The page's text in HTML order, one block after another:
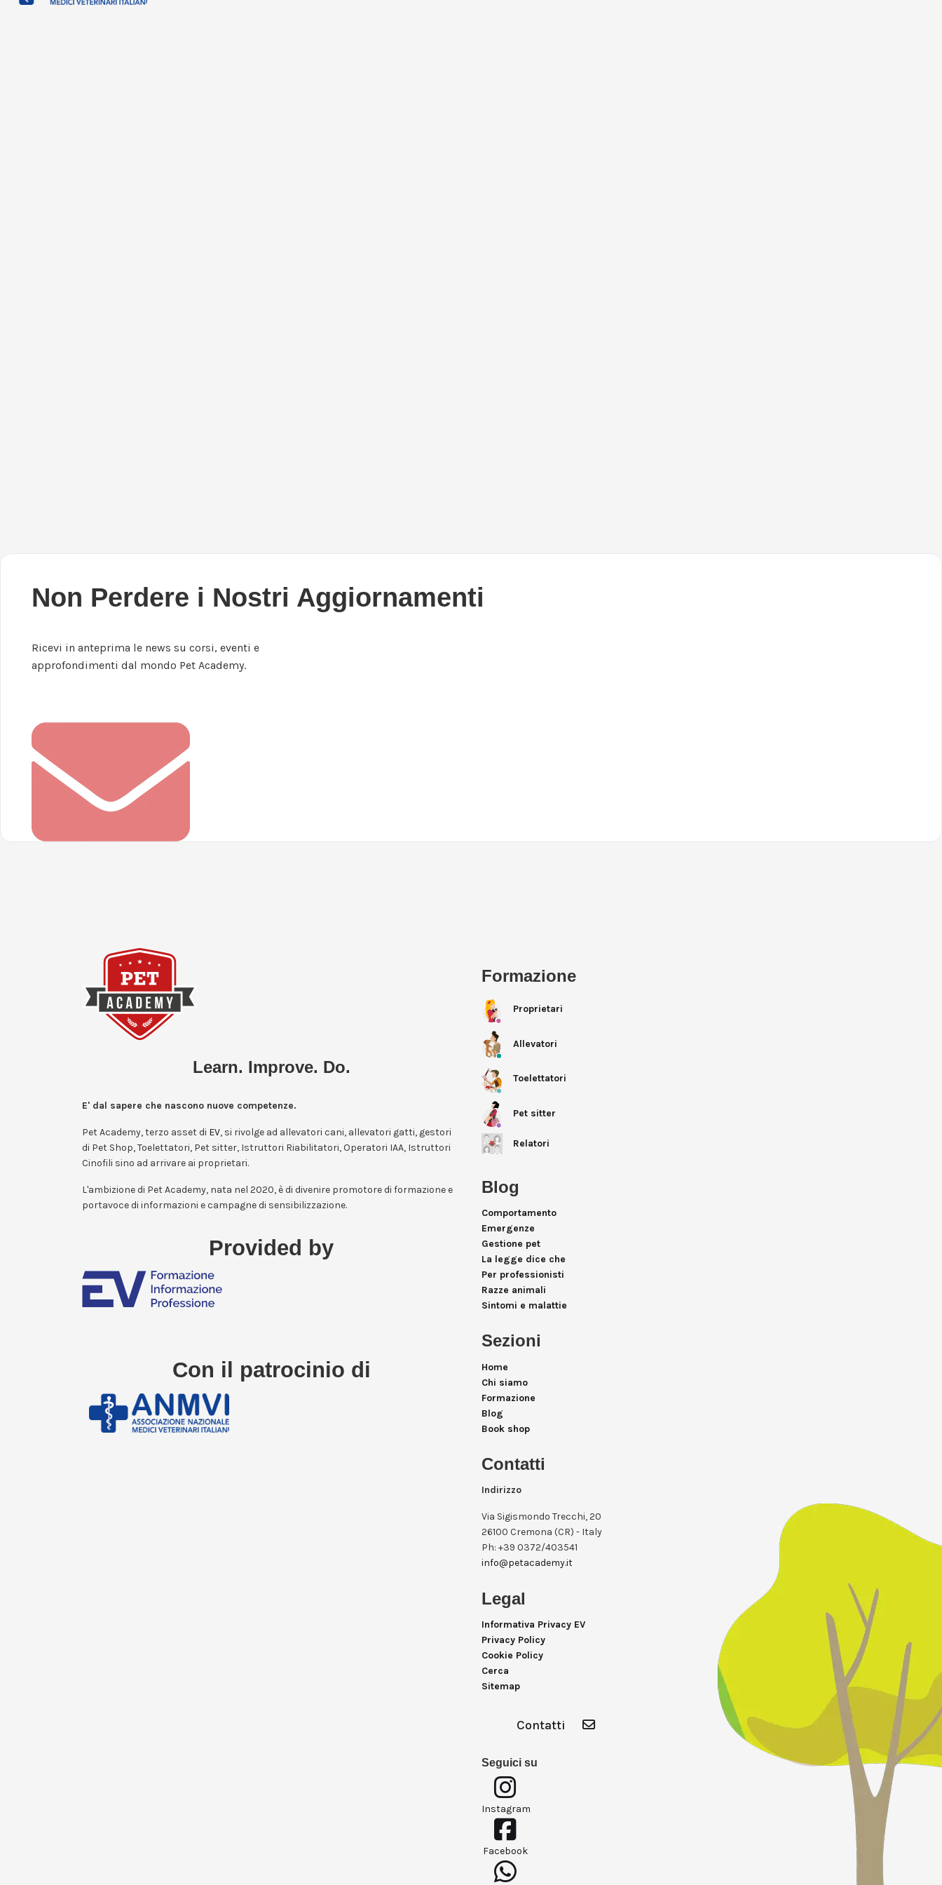
Non Perdere i Nostri Aggiornamenti
Ricevi in anteprima le news su corsi, eventi e
approfondimenti dal mondo Pet Academy.
Learn. Improve. Do.
E' dal sapere che nascono nuove competenze.
Pet Academy, terzo asset di EV, si rivolge ad allevatori cani, allevatori gatti, gestori
di Pet Shop, Toelettatori, Pet sitter, Istruttori Riabilitatori, Operatori IAA, Istruttori
Cinofili sino ad arrivare ai proprietari.
L'ambizione di Pet Academy, nata nel 2020, è di divenire promotore di formazione e
portavoce di informazioni e campagne di sensibilizzazione.
Provided by
Con il patrocinio di
Formazione
Proprietari
Allevatori
Toelettatori
Pet sitter
Relatori
Blog
Comportamento
Emergenze
Gestione pet
La legge dice che
Per professionisti
Razze animali
Sintomi e malattie
Sezioni
Home
Chi siamo
Formazione
Blog
Book shop
Contatti
Indirizzo
Via Sigismondo Trecchi, 20
26100 Cremona (CR) - Italy
Ph: +39 0372/403541
info@petacademy.it
Legal
Informativa Privacy EV
Privacy Policy
Cookie Policy
Cerca
Sitemap
Contatti
Seguici su
Instagram
Facebook